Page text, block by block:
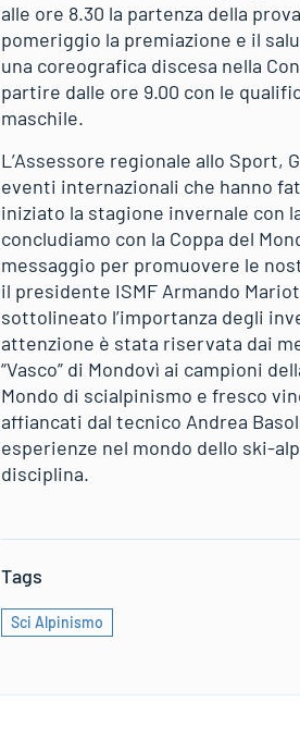
alle ore 8.30 la partenza della
pomeriggio la premiazione e il
una coreografica discesa nella
partire dalle ore 9.00 con le
maschile.
L’Assessore regionale allo Sport,
eventi internazionali che hanno
iniziato la stagione invernale con
concludiamo con la Coppa del
messaggio per promuovere le
il presidente ISMF Armando
sottolineato l’importanza degli
attenzione è stata riservata dai
“Vasco” di Mondovì ai campioni
Mondo di scialpinismo e fresco
affiancati dal tecnico Andrea
esperienze nel mondo dello ski-
disciplina.
Tags
Sci Alpinismo